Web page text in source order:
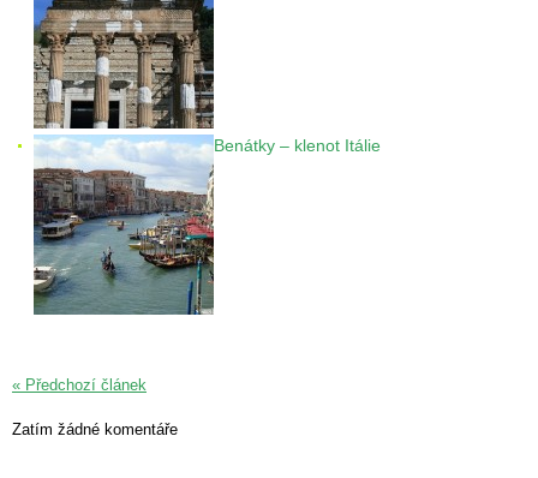
Benátky – klenot Itálie
« Předchozí článek
Zatím žádné komentáře